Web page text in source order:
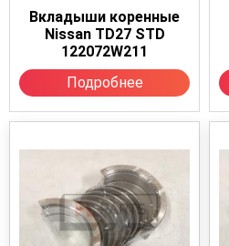
Вкладыши коренные
Nissan TD27 STD
122072W211
Подробнее